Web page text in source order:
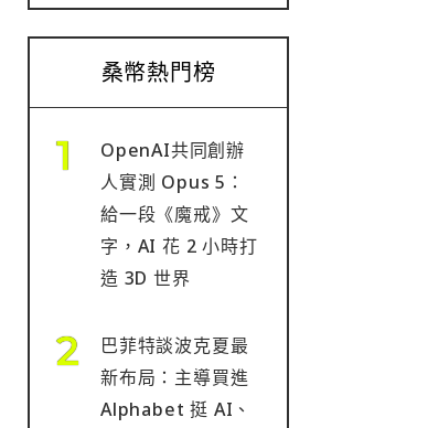
桑幣熱門榜
OpenAI共同創辦
人實測 Opus 5：
給一段《魔戒》文
字，AI 花 2 小時打
造 3D 世界
巴菲特談波克夏最
新布局：主導買進
Alphabet 挺 AI、